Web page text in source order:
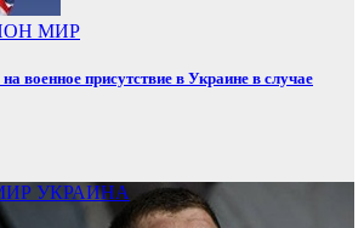
МИР
военное присутствие в Украине в случае
УКРАИНА